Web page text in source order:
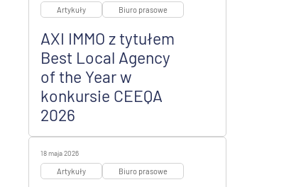
Artykuły Biuro prasowe
AXI IMMO z tytułem
Best Local Agency
of the Year w
konkursie CEEQA
2026
18 maja 2026
Artykuły Biuro prasowe